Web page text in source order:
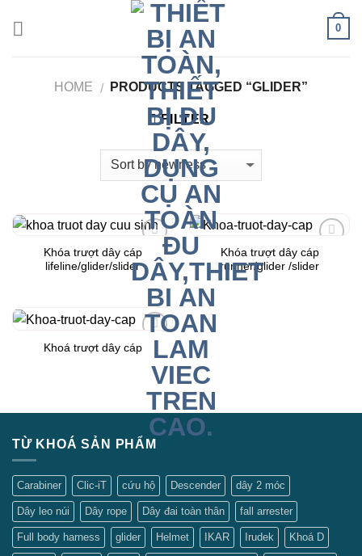
0
HOME / PRODUCTS TAGGED “GLIDER”
FILTER
Add to
Wishlist
Khóa trượt dây cáp
lifeline/glider/slider
Add to
Wishlist
Khóa trượt dây cáp
runner/glider /slider
Add to
Wishlist
Khoá trượt dây cáp
TỪ KHOÁ SẢN PHẨM
Carabiner Clic-iT cứu hộ Descender dây 2 móc
Dây leo núi Dây rope Dây đai toàn thân fall arrester
Full body harness glider Helmet IKAR Irudek Khoá D